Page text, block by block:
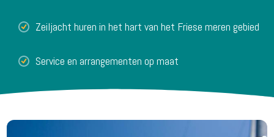
Zeiljacht huren in het hart van het Friese meren gebied
Service en arrangementen op maat